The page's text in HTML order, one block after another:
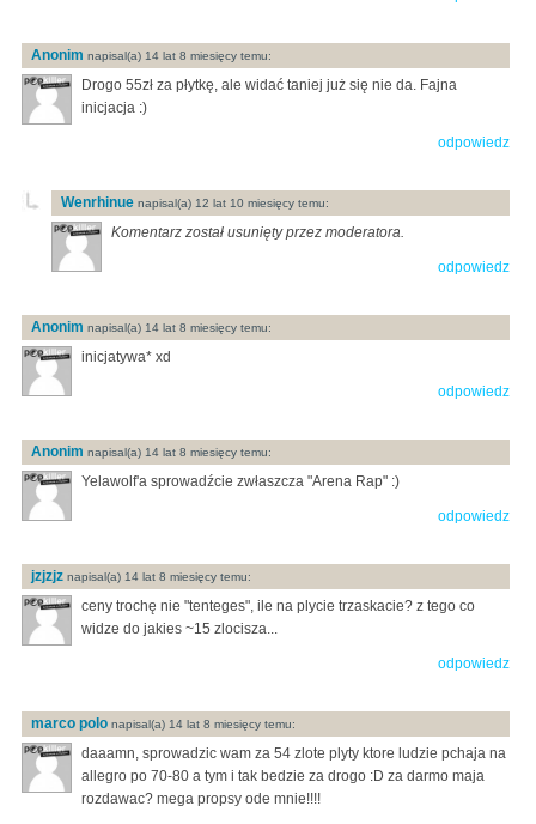
Anonim napisal(a) 14 lat 8 miesięcy temu:
Drogo 55zł za płytkę, ale widać taniej już się nie da. Fajna
inicjacja :)
odpowiedz
Wenrhinue napisal(a) 12 lat 10 miesięcy temu:
Komentarz został usunięty przez moderatora.
odpowiedz
Anonim napisal(a) 14 lat 8 miesięcy temu:
inicjatywa* xd
odpowiedz
Anonim napisal(a) 14 lat 8 miesięcy temu:
Yelawolf'a sprowadźcie zwłaszcza "Arena Rap" :)
odpowiedz
jzjzjz napisal(a) 14 lat 8 miesięcy temu:
ceny trochę nie "tenteges", ile na plycie trzaskacie? z tego co
widze do jakies ~15 zlocisza...
odpowiedz
marco polo napisal(a) 14 lat 8 miesięcy temu:
daaamn, sprowadzic wam za 54 zlote plyty ktore ludzie pchaja na
allegro po 70-80 a tym i tak bedzie za drogo :D za darmo maja
rozdawac? mega propsy ode mnie!!!!